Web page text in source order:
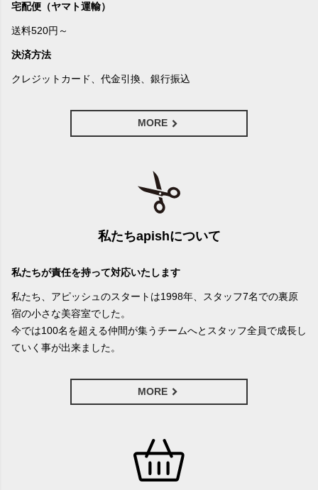
宅配便（ヤマト運輸）
送料520円～
決済方法
クレジットカード、代金引換、銀行振込
MORE
私たちapishについて
私たちが責任を持って対応いたします
私たち、アピッシュのスタートは1998年、スタッフ7名での裏原
宿の小さな美容室でした。
今では100名を超える仲間が集うチームへとスタッフ全員で成長し
ていく事が出来ました。
MORE